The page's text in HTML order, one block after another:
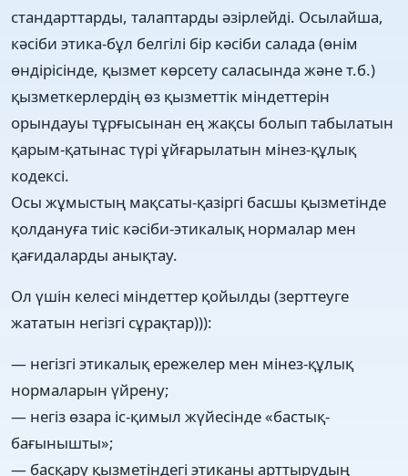
стандарттарды, талаптарды әзірлейді. Осылайша,
кәсіби этика-бұл белгілі бір кәсіби салада (өнім
өндірісінде, қызмет көрсету саласында және т.б.)
қызметкерлердің өз қызметтік міндеттерін
орындауы тұрғысынан ең жақсы болып табылатын
қарым-қатынас түрі ұйғарылатын мінез-құлық
кодексі.
Осы жұмыстың мақсаты-қазіргі басшы қызметінде
қолдануға тиіс кәсіби-этикалық нормалар мен
қағидаларды анықтау.
Ол үшін келесі міндеттер қойылды (зерттеуге
жататын негізгі сұрақтар))):
— негізгі этикалық ережелер мен мінез-құлық
нормаларын үйрену;
— негіз өзара іс-қимыл жүйесінде «бастық-
бағынышты»;
— басқару қызметіндегі этиканы арттырудың